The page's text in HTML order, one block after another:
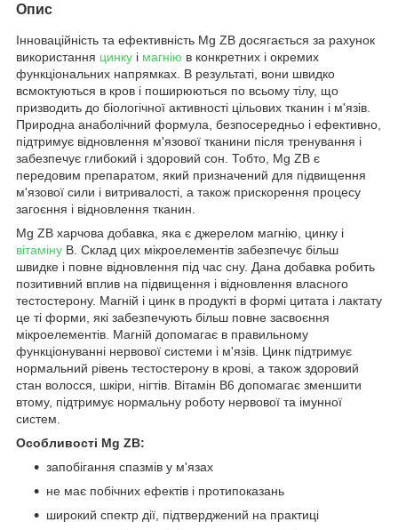
Опис
Інноваційність та ефективність Mg ZB досягається за рахунок
використання цинку і магнію в конкретних і окремих
функціональних напрямках. В результаті, вони швидко
всмоктуються в кров і поширюються по всьому тілу, що
призводить до біологічної активності цільових тканин і м'язів.
Природна анаболічний формула, безпосередньо і ефективно,
підтримує відновлення м'язової тканини після тренування і
забезпечує глибокий і здоровий сон. Тобто, Mg ZB є
передовим препаратом, який призначений для підвищення
м'язової сили і витривалості, а також прискорення процесу
загоєння і відновлення тканин.
Mg ZB харчова добавка, яка є джерелом магнію, цинку і
вітаміну В. Склад цих мікроелементів забезпечує більш
швидке і повне відновлення під час сну. Дана добавка робить
позитивний вплив на підвищення і відновлення власного
тестостерону. Магній і цинк в продукті в формі цитата і лактату
це ті форми, які забезпечують більш повне засвоєння
мікроелементів. Магній допомагає в правильному
функціонуванні нервової системи і м'язів. Цинк підтримує
нормальний рівень тестостерону в крові, а також здоровий
стан волосся, шкіри, нігтів. Вітамін В6 допомагає зменшити
втому, підтримує нормальну роботу нервової та імунної
систем.
Особливості Mg ZB:
запобігання спазмів у м'язах
не має побічних ефектів і протипоказань
широкий спектр дії, підтверджений на практиці